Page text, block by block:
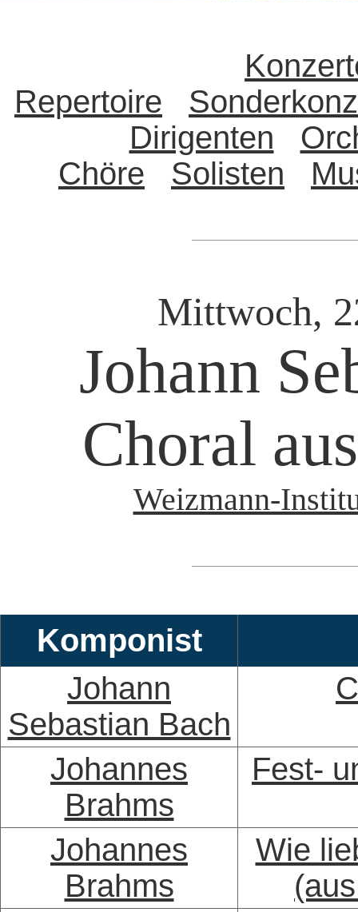
Repertoire
Dirigenten
Chöre
Solisten
Mittwoch,
Johann
Choral
Weizmann-
Komponist
Johann
Sebastian Bach
Johannes
Brahms
Fest-
Johannes
Brahms
Wie